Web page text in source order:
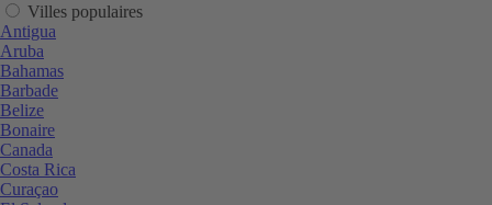
Villes populaires
Antigua
Aruba
Bahamas
Barbade
Belize
Bonaire
Canada
Costa Rica
Curaçao